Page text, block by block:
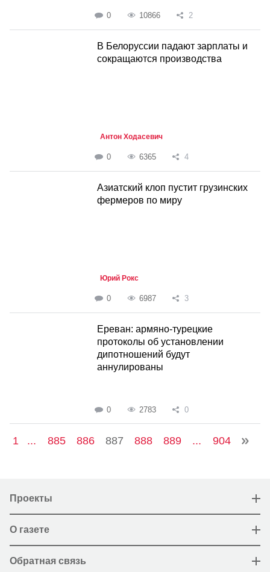
0 10866 2
В Белоруссии падают зарплаты и
сокращаются производства
Антон Ходасевич
0 6365 4
Азиатский клоп пустит грузинских
фермеров по миру
Юрий Рокс
0 6987 3
Ереван: армяно-турецкие
протоколы об установлении
дипотношений будут
аннулированы
0 2783 0
1 ... 885 886 887 888 889 ... 904
Проекты
О газете
Обратная связь